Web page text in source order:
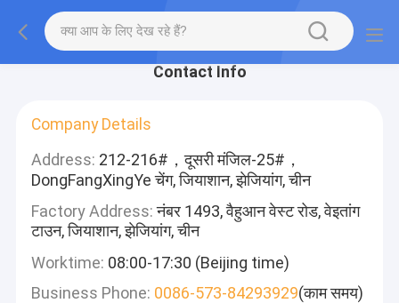
Contact Info
Company Details
Address: 212-216#，दूसरी मंजिल-25#，
DongFangXingYe चेंग, जियाशान, झेजियांग, चीन
Factory Address:नंबर 1493, वैहुआन वेस्ट रोड, वेइतांग
टाउन, जियाशान, झेजियांग, चीन
Worktime: 08:00-17:30 (Beijing time)
Business Phone: 0086-573-84293929(काम समय)